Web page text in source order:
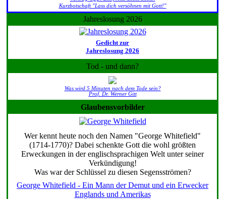
Kurzbotschaft "Lass dich versöhnen mit Gott!"
Jahreslosung 2026
Gedicht zur
Jahreslosung 2026
Tod - und dann?
Was wird 5 Minuten nach dem Tode sein?
Prof. Dr. Werner Gitt
Glaubensvorbilder
Wer kennt heute noch den Namen "George Whitefield"
(1714-1770)? Dabei schenkte Gott die wohl größten
Erweckungen in der englischsprachigen Welt unter seiner
Verkündigung!
Was war der Schlüssel zu diesen Segensströmen?
George Whitefield - Ein Mann der Demut und ein Erwecker
Englands und Amerikas